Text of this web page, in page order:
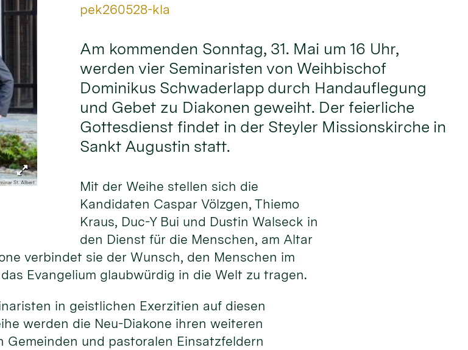
St. Albert
Von:
pek260528-kla
Am kommenden Sonntag, 31. Mai um 16 Uhr,
werden vier Seminaristen von Weihbischof
Dominikus Schwaderlapp durch Handauflegung
und Gebet zu Diakonen geweiht. Der feierliche
Gottesdienst findet in der Steyler Missionskirche in
Sankt Augustin statt.
Mit der Weihe stellen sich die
Kandidaten Caspar Völzgen, Thiemo
Kraus, Duc-Y Bui und Dustin Walseck in
den Dienst für die Men­schen, am Altar
verbindet sie der Wunsch, den Menschen im
Evangelium glaubwürdig in die Welt zu tragen.
in geistlichen Exerzitien auf diesen
werden die Neu-Diakone ihren weiteren
und pastoralen Einsatzfeldern